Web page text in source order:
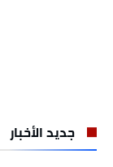
جديد الأخبار